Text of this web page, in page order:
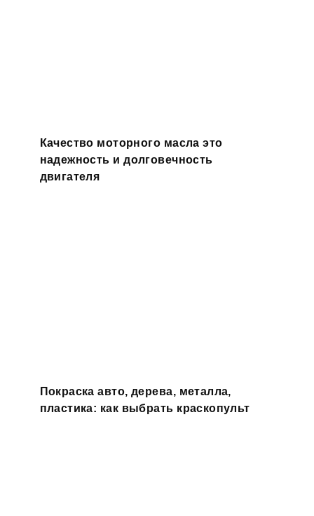
Качество моторного масла это
надежность и долговечность
двигателя
Покраска авто, дерева, металла,
пластика: как выбрать краскопульт